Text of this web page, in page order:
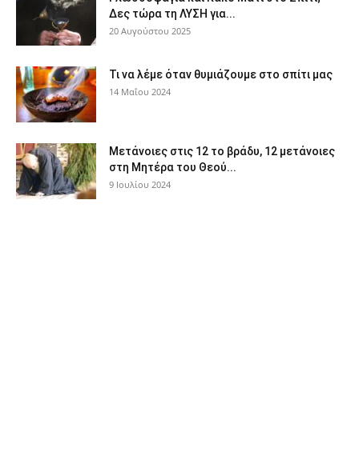
Δες τώρα τη ΛΥΣΗ για...
20 Αυγούστου 2025
Τι να λέμε όταν θυμιάζουμε στο σπίτι μας
14 Μαΐου 2024
Μετάνοιες στις 12 το βράδυ, 12 μετάνοιες
στη Μητέρα του Θεού...
9 Ιουλίου 2024